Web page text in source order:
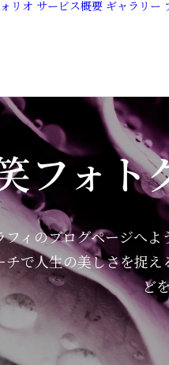
リオ サービス概要 ギャラリー
フォト
フィのブログページへ
チで人生の美しさを捉
ど